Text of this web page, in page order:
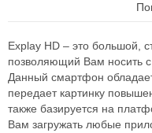
Explay HD – это большой,
позволяющий Вам носить с
Данный смартфон
передает картинку
также базируется на
Вам загружать любые